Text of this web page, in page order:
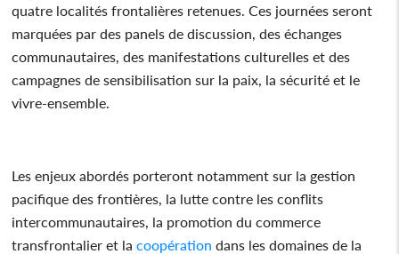
quatre localités frontalières retenues. Ces journées seront
marquées par des panels de discussion, des échanges
communautaires, des manifestations culturelles et des
campagnes de sensibilisation sur la paix, la sécurité et le
vivre-ensemble.
Les enjeux abordés porteront notamment sur la gestion
pacifique des frontières, la lutte contre les conflits
intercommunautaires, la promotion du commerce
transfrontalier et la coopération dans les domaines de la